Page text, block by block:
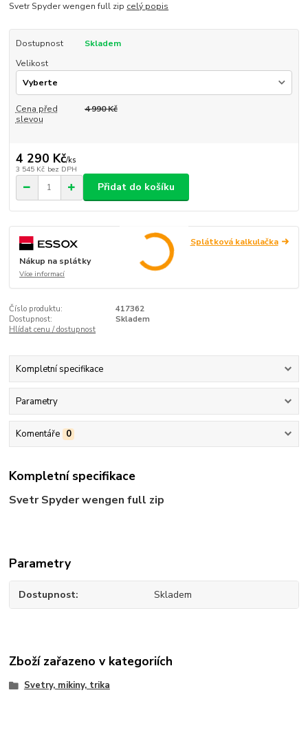
Svetr Spyder wengen full zip celý popis
Dostupnost
Skladem
Velikost
Cena před
slevou
4 990 Kč
4 290 Kč/ks
3 545 Kč bez DPH
Přidat do košíku
Splátková kalkulačka
Nákup na splátky
Více informací
Číslo produktu:
417362
Dostupnost:
Skladem
Hlídat cenu / dostupnost
Kompletní specifikace
Parametry
Komentáře 0
Kompletní specifikace
Svetr Spyder wengen full zip
Parametry
Dostupnost Skladem
Zboží zařazeno v kategoriích
Svetry, mikiny, trika